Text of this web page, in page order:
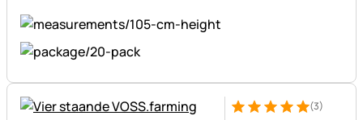
Beoordeling: 5 van 5 (3
3 Bewertungen
(3)